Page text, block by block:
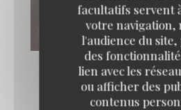
facultatifs servent
votre navigation,
l'audience du
des
lien avec les
ou afficher des
contenus